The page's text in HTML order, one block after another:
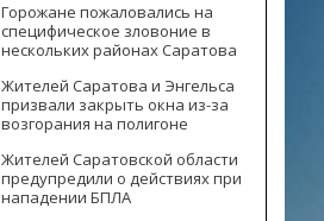
Горожане пожаловались на
специфическое зловоние в
нескольких районах Саратова
Жителей Саратова и Энгельса
призвали закрыть окна из-за
возгорания на полигоне
Жителей Саратовской области
предупредили о действиях при
нападении БПЛА